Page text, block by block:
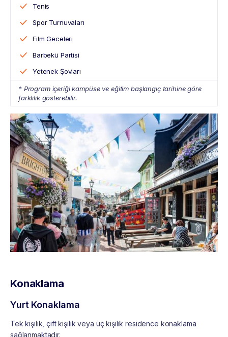
Tenis
Spor Turnuvaları
Film Geceleri
Barbekü Partisi
Yetenek Şovları
* Program içeriği kampüse ve eğitim başlangıç tarihine göre
farklılık gösterebilir.
Konaklama
Yurt Konaklama
Tek kişilik, çift kişilik veya üç kişilik residence konaklama
sağlanmaktadır.